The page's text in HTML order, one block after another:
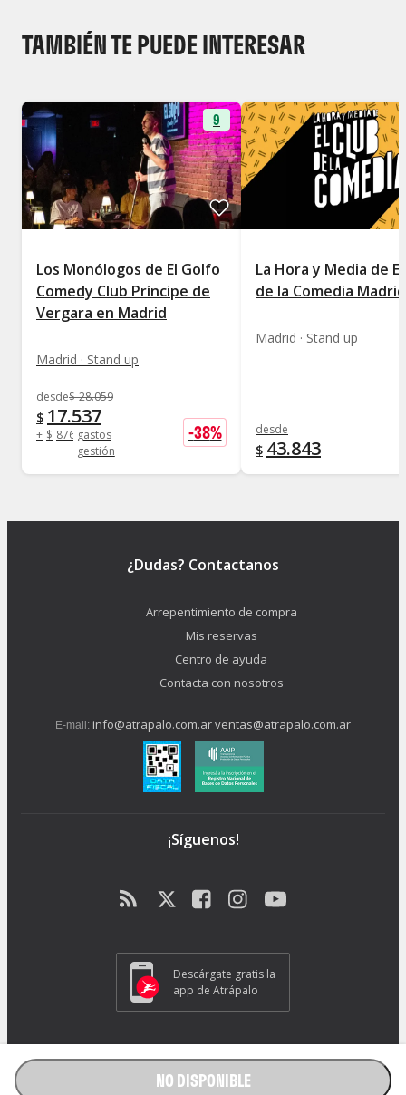
NO DISPONIBLE
TAMBIÉN TE PUEDE INTERESAR
9
Los Monólogos de El Golfo
Comedy Club Príncipe de
Vergara en Madrid
Madrid · Stand up
desde$ 28.059
$ 17.537
+ $ 876 gastos
gestión
-38%
La Hora y Media de
de la Comedia Madrid
Madrid · Stand up
desde
$ 43.843
¿Dudas? Contactanos
Arrepentimiento de compra
Mis reservas
Centro de ayuda
Contacta con nosotros
E-mail: info@atrapalo.com.arventas@atrapalo.com.ar
¡Síguenos!
Descárgate gratis la
app de Atrápalo